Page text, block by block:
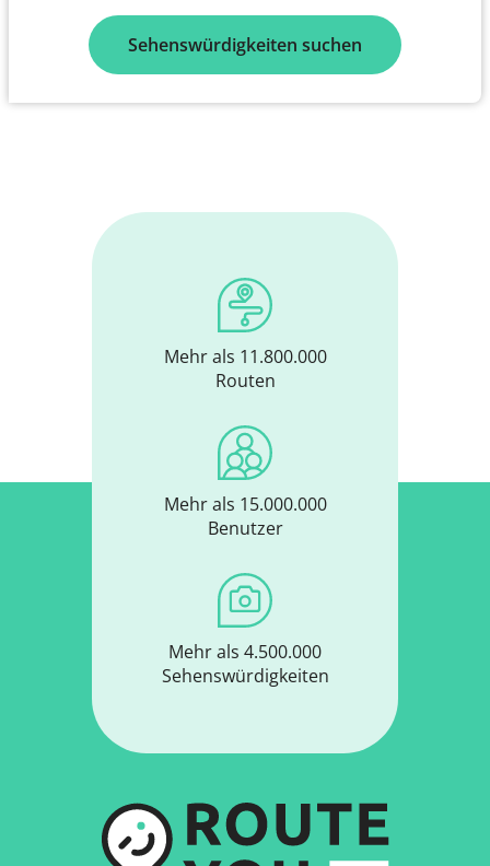
Sehenswürdigkeiten suchen
Mehr als 11.800.000
Routen
Mehr als 15.000.000
Benutzer
Mehr als 4.500.000
Sehenswürdigkeiten